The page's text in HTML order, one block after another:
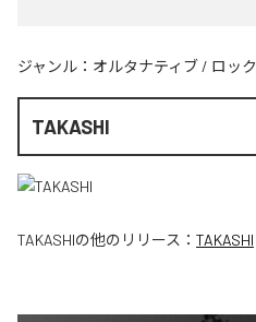
ジャンル： オルタナティブ / ロック
TAKASHI
TAKASHIの他のリリース： TAKASHI